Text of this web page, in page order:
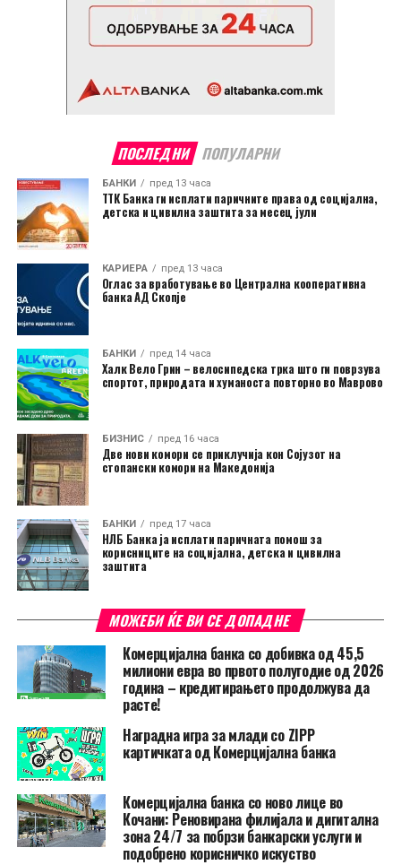
ПОСЛЕДНИ ПОПУЛАРНИ
БАНКИ пред 13 часа
ТТК Банка ги исплати паричните права од социјална,
детска и цивилна заштита за месец јули
КАРИЕРА пред 13 часа
Оглас за вработување во Централна кооперативна
банка АД Скопје
БАНКИ пред 14 часа
Халк Вело Грин – велосипедска трка што ги поврзува
спортот, природата и хуманоста повторно во Маврово
БИЗНИС пред 16 часа
Две нови комори се приклучија кон Сојузот на
стопански комори на Македонија
БАНКИ пред 17 часа
НЛБ Банка ја исплати паричната помош за
корисниците на социјална, детска и цивилна
заштита
МОЖЕБИ ЌЕ ВИ СЕ ДОПАДНЕ
Комерцијална банка со добивка од 45,5
милиони евра во првото полугодие од 2026
година – кредитирањето продолжува да
расте!
Наградна игра за млади со ZIPP
картичката од Комерцијална банка
Комерцијална банка со ново лице во
Кочани: Реновирана филијала и дигитална
зона 24/7 за побрзи банкарски услуги и
подобрено корисничко искуство